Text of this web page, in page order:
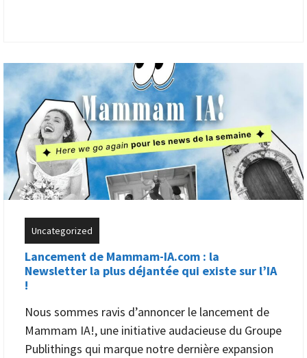
Uncategorized
Lancement de Mammam-IA.com : la
Newsletter la plus déjantée qui existe sur l’IA
!
Nous sommes ravis d’annoncer le lancement de
Mammam IA!, une initiative audacieuse du Groupe
Publithings qui marque notre dernière expansion